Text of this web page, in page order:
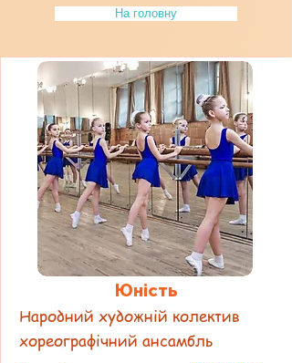
На головну
Юність
Народний художній колектив
хореографічний ансамбль